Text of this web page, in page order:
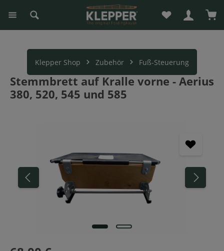
springen Du hast 0
Klepper Shop Zubehör Fuß-Steuerung
Stemmbrett auf Kralle vorne - Aerius
380, 520, 545 und 585